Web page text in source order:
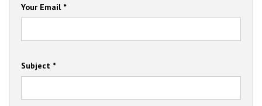
Your Email *
Subject *